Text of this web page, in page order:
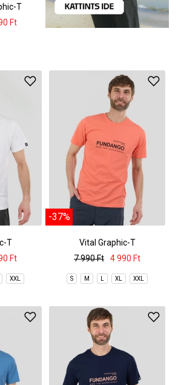
T
Ft
T
Ft
XXL
-37%
Vital Graphic-T
7 990 Ft
4 990 Ft
S M L XL XXL